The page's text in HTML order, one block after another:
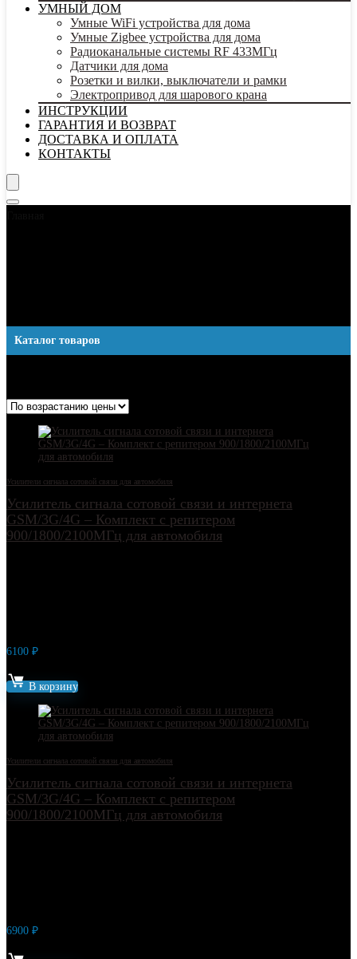
УМНЫЙ ДОМ
Умные WiFi устройства для дома
Умные Zigbee устройства для дома
Радиоканальные системы RF 433МГц
Датчики для дома
Розетки и вилки, выключатели и рамки
Электропривод для шарового крана
ИНСТРУКЦИИ
ГАРАНТИЯ И ВОЗВРАТ
ДОСТАВКА И ОПЛАТА
КОНТАКТЫ
Каталог товаров
Усилители сигнала сотовой связи для автомобиля
Усилитель сигнала сотовой связи и интернета
GSM/3G/4G – Комплект с репитером
900/1800/2100МГц для автомобиля
6100 ₽
В корзину
Усилители сигнала сотовой связи для автомобиля
Усилитель сигнала сотовой связи и интернета
GSM/3G/4G – Комплект с репитером
900/1800/2100МГц для автомобиля
6900 ₽